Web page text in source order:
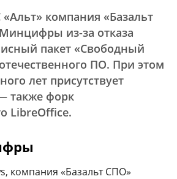
компания «Базальт
из-за отказа
пакет «Свободный
ПО. При этом
лет присутствует
также форк
LibreOffice.
компания «Базальт СПО»